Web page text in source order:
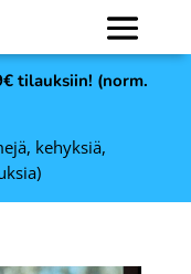
tilauksiin! (norm.
kehyksiä,